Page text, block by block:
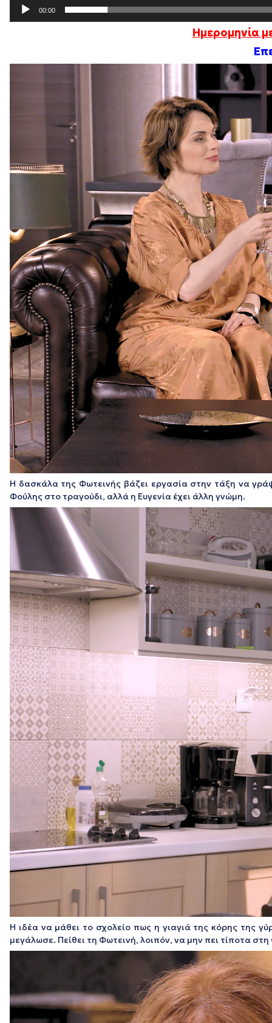
00:00
Ημερομηνία
Η δασκάλα της Φωτεινής βάζει εργασία στην τάξη να
Φούλης στο τραγούδι, αλλά η Ευγενία έχει άλλη γνώμη.
Η ιδέα να μάθει το σχολείο πως η γιαγιά της κόρης της
μεγάλωσε. Πείθει τη Φωτεινή, λοιπόν, να μην πει τίποτα